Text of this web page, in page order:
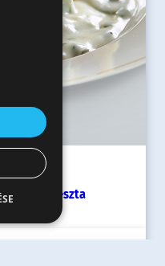
sült tészta